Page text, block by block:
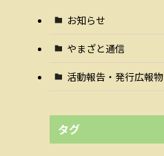
お知らせ
やまざと通信
活動報告・発行広報物
タグ